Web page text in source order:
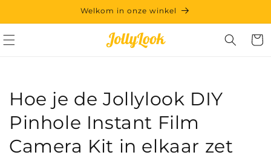
content
Welkom in onze winkel
Hoe je de Jollylook DIY
Pinhole Instant Film
Camera Kit in elkaar zet